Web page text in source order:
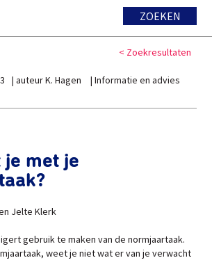
ZOEKEN
< Zoekresultaten
auteur K. Hagen Informatie en advies
je met je
Jelte Klerk
gebruik te maken van de normjaartaak.
weet je niet wat er van je verwacht